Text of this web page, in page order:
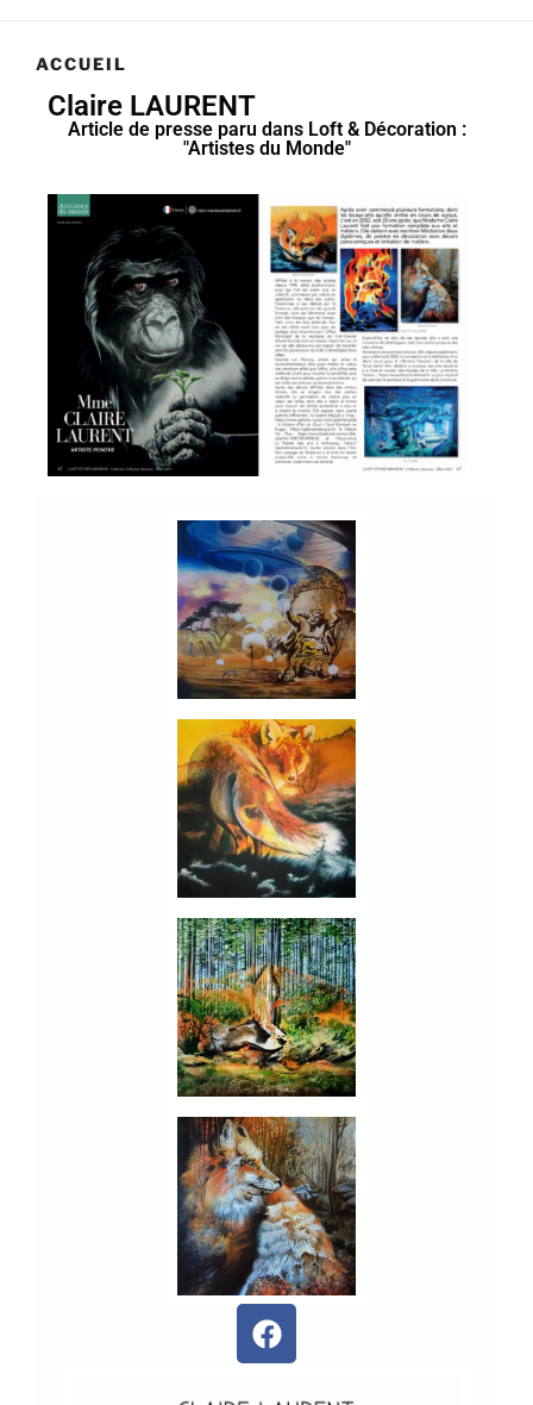
ACCUEIL
Claire LAURENT
Article de presse paru dans Loft & Décoration :
"Artistes du Monde"